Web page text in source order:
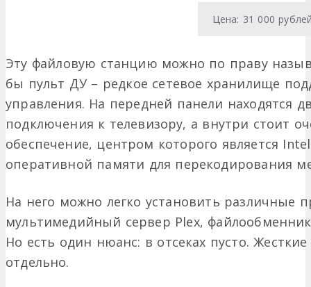
Цена: 31 000
Эту файловую станцию можно по праву
бы пульт ДУ – редкое сетевое хранилище
управления. На передней панели находятся
подключения к телевизору, а внутри стоит
обеспечение, центром которого является
оперативной памяти для перекодирования
На него можно легко установить различные
мультимедийный сервер Plex,
Но есть один нюанс: в отсеках пусто.
отдельно.